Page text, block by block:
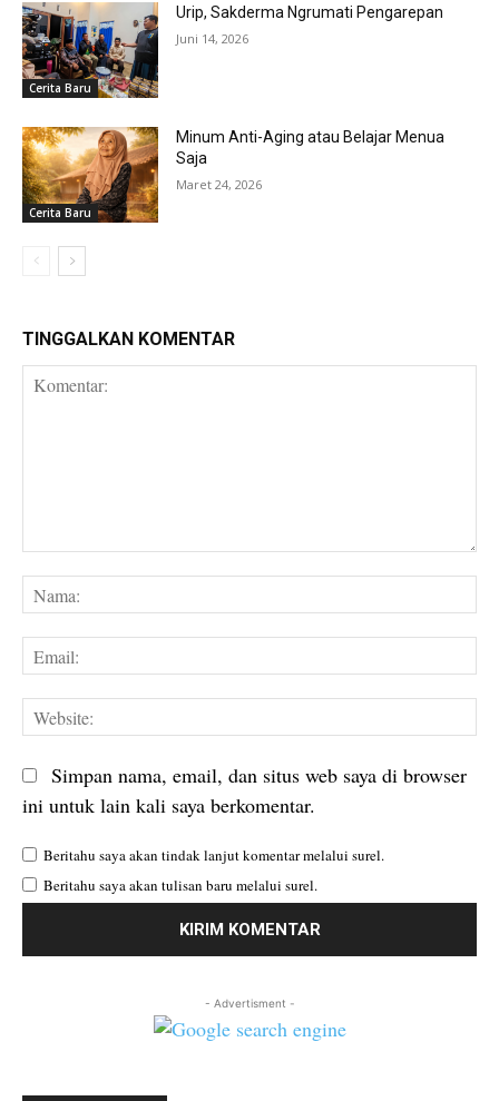
Cerita Baru
Urip, Sakderma Ngrumati Pengarepan
Juni 14, 2026
Cerita Baru
Minum Anti-Aging atau Belajar Menua
Saja
Maret 24, 2026
TINGGALKAN KOMENTAR
Simpan nama, email, dan situs web saya di browser
ini untuk lain kali saya berkomentar.
Beritahu saya akan tindak lanjut komentar melalui surel.
Beritahu saya akan tulisan baru melalui surel.
- Advertisment -